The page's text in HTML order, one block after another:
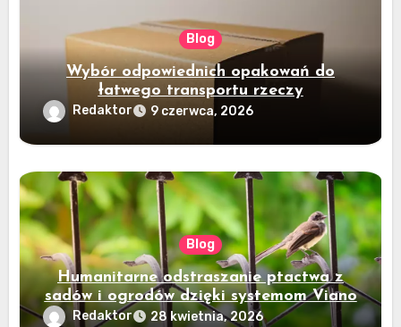
Blog
Wybór odpowiednich opakowań do
łatwego transportu rzeczy
Redaktor 9 czerwca, 2026
Blog
Humanitarne odstraszanie ptactwa z
sadów i ogrodów dzięki systemom Viano
Redaktor 28 kwietnia, 2026